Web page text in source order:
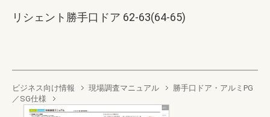
リシェント勝手口ドア 62-63(64-65)
ビジネス向け情報 現場調査マニュアル
勝手口ドア・アルミPG
／SG仕様